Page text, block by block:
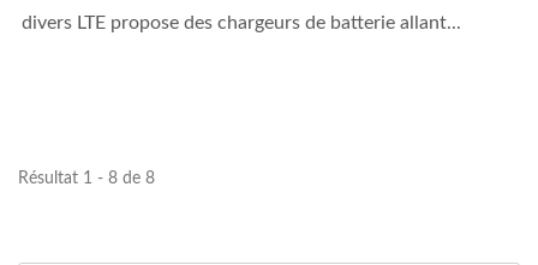
divers LTE propose des chargeurs de batterie allant...
Résultat 1 - 8 de 8